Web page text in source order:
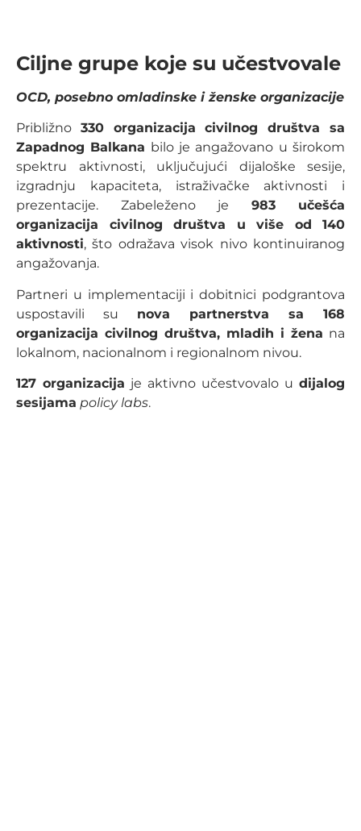
Ciljne grupe koje su učestvovale
OCD, posebno omladinske i ženske organizacije
Približno 330 organizacija civilnog društva sa
Zapadnog Balkana bilo je angažovano u širokom
spektru aktivnosti, uključujući dijaloške sesije,
izgradnju kapaciteta, istraživačke aktivnosti i
prezentacije. Zabeleženo je 983 učešća
organizacija civilnog društva u više od 140
aktivnosti, što odražava visok nivo kontinuiranog
angažovanja.
Partneri u implementaciji i dobitnici podgrantova
uspostavili su nova partnerstva sa 168
organizacija civilnog društva, mladih i žena na
lokalnom, nacionalnom i regionalnom nivou.
127 organizacija je aktivno učestvovalo u dijalog
sesijama policy labs.